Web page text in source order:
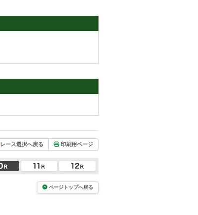
レース選択へ戻る 印刷用ページ
ページトップへ戻る